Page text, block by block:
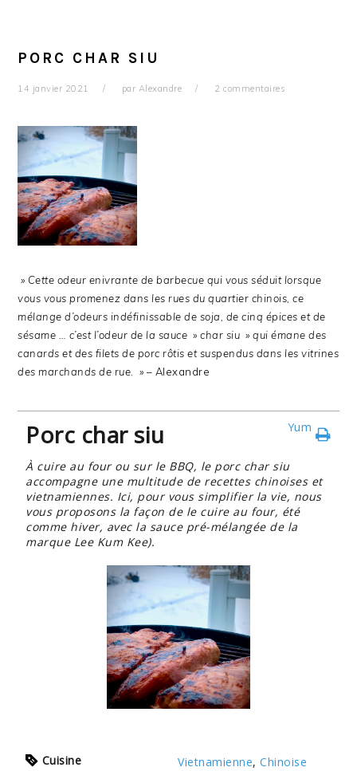
PORC CHAR SIU
14 janvier 2021 par Alexandre 2 commentaires
» Cette odeur enivrante de barbecue qui vous séduit lorsque
vous vous promenez dans les rues du quartier chinois, ce
mélange d’odeurs indéfinissable de soja, de cinq épices et de
sésame … c’est l’odeur de la sauce » char siu » qui émane des
canards et des filets de porc rôtis et suspendus dans les vitrines
des marchands de rue. » – Alexandre
Porc char siu Yum
À cuire au four ou sur le BBQ, le porc char siu
accompagne une multitude de recettes chinoises et
vietnamiennes. Ici, pour vous simplifier la vie, nous
vous proposons la façon de le cuire au four, été
comme hiver, avec la sauce pré-mélangée de la
marque Lee Kum Kee).
Cuisine Vietnamienne,Chinoise